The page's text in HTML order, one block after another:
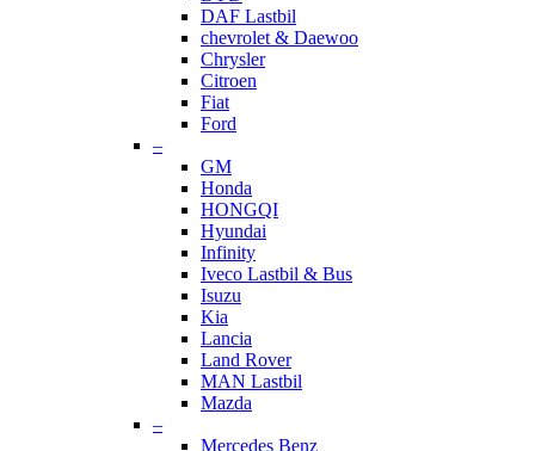
DAF Lastbil
chevrolet & Daewoo
Chrysler
Citroen
Fiat
Ford
–
GM
Honda
HONGQI
Hyundai
Infinity
Iveco Lastbil & Bus
Isuzu
Kia
Lancia
Land Rover
MAN Lastbil
Mazda
–
Mercedes Benz